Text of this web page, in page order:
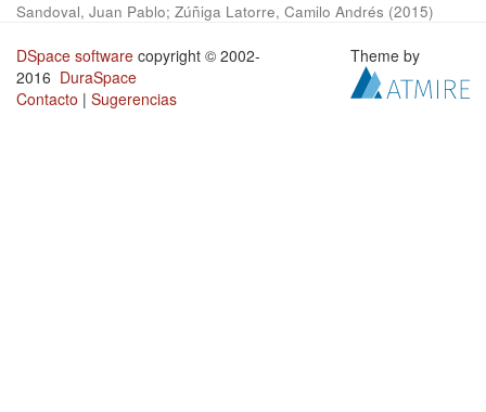
Sandoval, Juan Pablo; Zúñiga Latorre, Camilo Andrés (2015)
DSpace software copyright © 2002-
2016 DuraSpace
Contacto | Sugerencias
Theme by